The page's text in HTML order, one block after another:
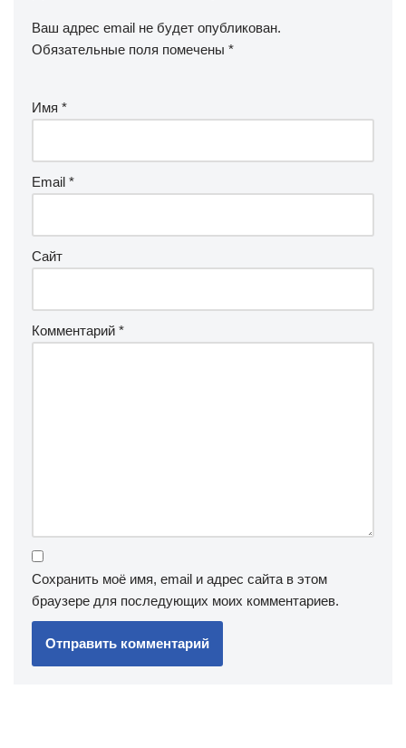
Ваш адрес email не будет опубликован.
Обязательные поля помечены *
Имя *
Email *
Сайт
Комментарий *
Сохранить моё имя, email и адрес сайта в этом
браузере для последующих моих комментариев.